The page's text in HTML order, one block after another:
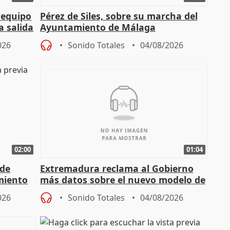
salida
Pérez de Siles, sobre su marcha del
Ayuntamiento de Málaga
Sonido Totales 04/08/2026
02:00 01:04
Extremadura reclama al Gobierno
más datos sobre el nuevo modelo de
financiación
Sonido Totales 04/08/2026